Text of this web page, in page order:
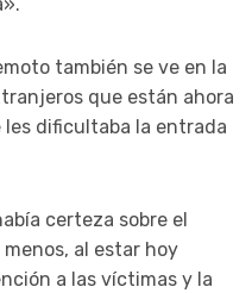
también se ve en la
que están ahora
les dificultaba la entrada
certeza sobre el
al estar hoy
a las víctimas y la